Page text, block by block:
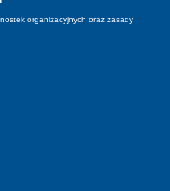
organizacyjnych oraz zasady